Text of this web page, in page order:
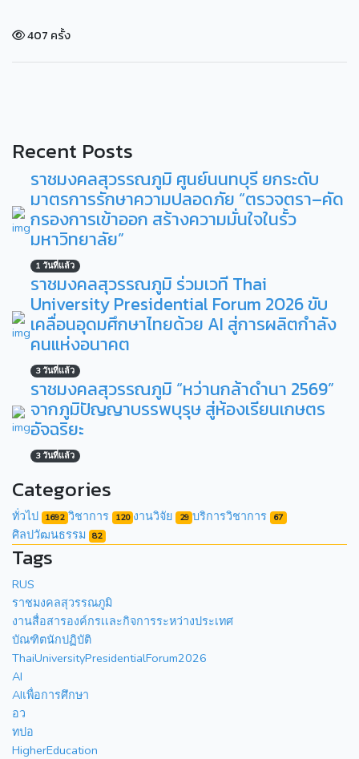
407 ครั้ง
Recent Posts
ราชมงคลสุวรรณภูมิ ศูนย์นนทบุรี ยกระดับ
มาตรการรักษาความปลอดภัย “ตรวจตรา–คัด
กรองการเข้าออก สร้างความมั่นใจในรั้ว
มหาวิทยาลัย”
1 วันที่แล้ว
ราชมงคลสุวรรณภูมิ ร่วมเวที Thai
University Presidential Forum 2026 ขับ
เคลื่อนอุดมศึกษาไทยด้วย AI สู่การผลิตกำลัง
คนแห่งอนาคต
3 วันที่แล้ว
ราชมงคลสุวรรณภูมิ “หว่านกล้าดำนา 2569”
จากภูมิปัญญาบรรพบุรุษ สู่ห้องเรียนเกษตร
อัจฉริยะ
3 วันที่แล้ว
Categories
ทั่วไป 1692 วิชาการ 120 งานวิจัย 29 บริการวิชาการ 67
ศิลปวัฒนธรรม 82
Tags
RUS
ราชมงคลสุวรรณภูมิ
งานสื่อสารองค์กรเเละกิจการระหว่างประเทศ
บัณฑิตนักปฏิบัติ
ThaiUniversityPresidentialForum2026
AI
AIเพื่อการศึกษา
อว
ทปอ
HigherEducation